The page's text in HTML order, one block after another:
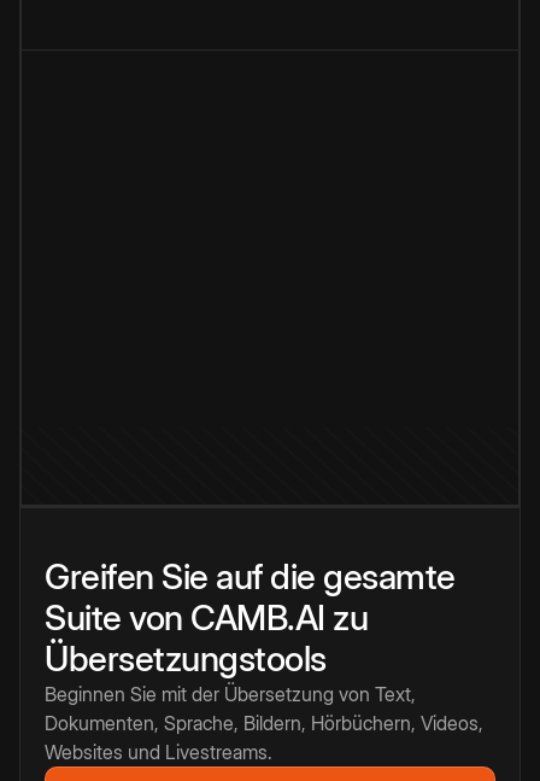
Greifen Sie auf die gesamte
Suite von CAMB.AI zu
Übersetzungstools
Beginnen Sie mit der Übersetzung von Text,
Dokumenten, Sprache, Bildern, Hörbüchern, Videos,
Websites und Livestreams.